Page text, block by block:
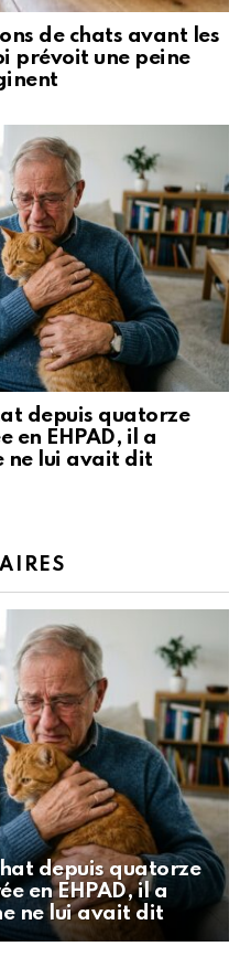
de chats avant les
prévoit une peine
depuis quatorze
en EHPAD, il a
ne lui avait dit
depuis quatorze
en EHPAD, il a
ne lui avait dit